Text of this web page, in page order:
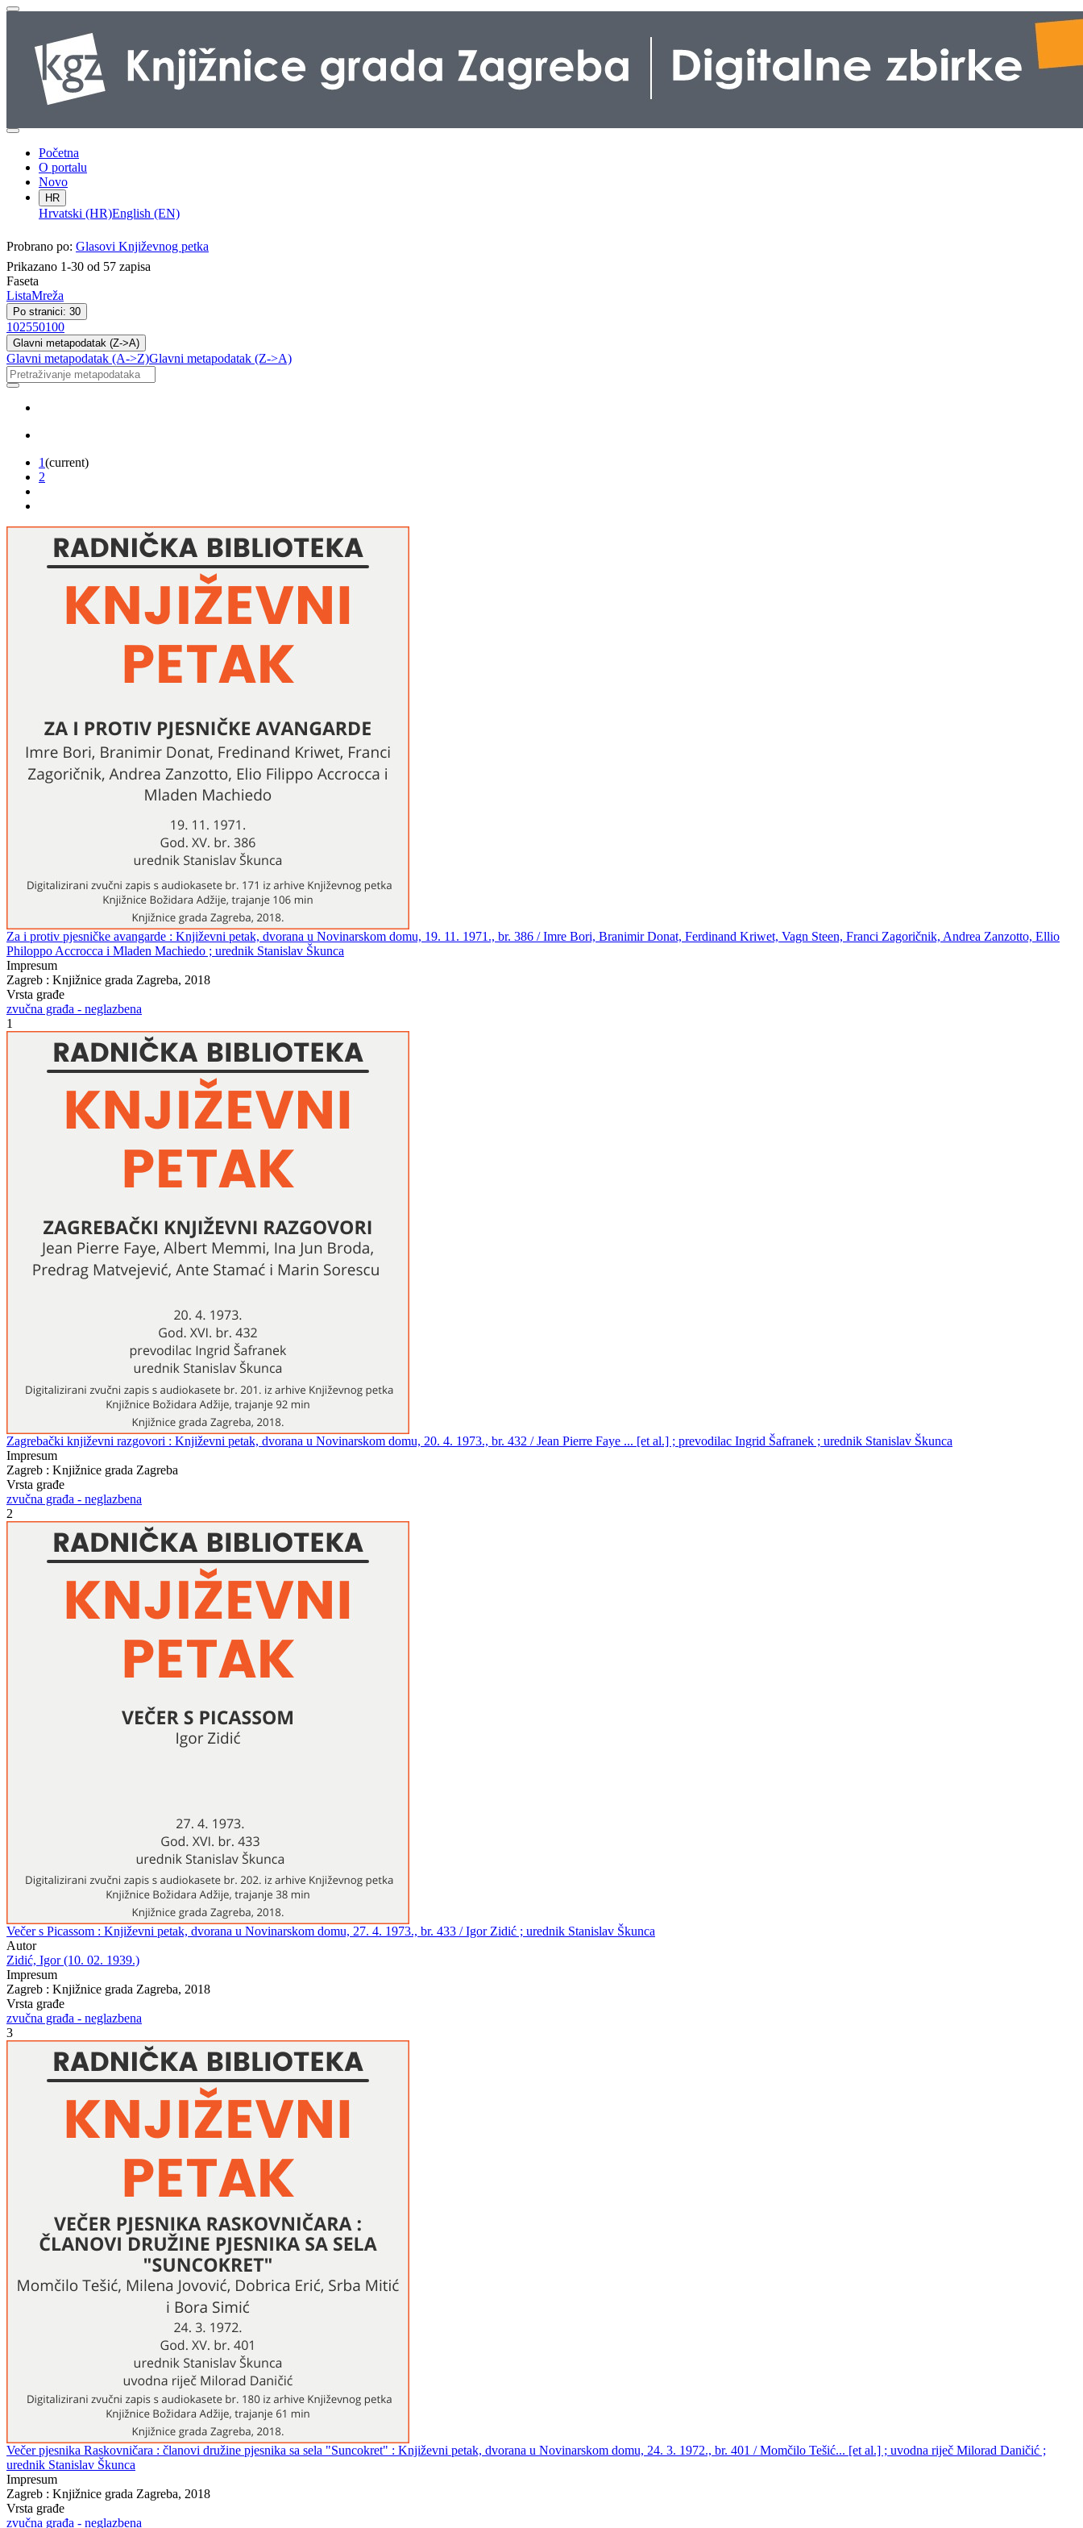
Početna
O portalu
Novo
HR
Hrvatski (HR)English (EN)
Probrano po: Glasovi Književnog petka
Prikazano 1-30 od 57 zapisa
Faseta
ListaMreža
Po stranici: 30
102550100
Glavni metapodatak (Z->A)
Glavni metapodatak (A->Z)Glavni metapodatak (Z->A)
1(current)
2
Za i protiv pjesničke avangarde : Književni petak, dvorana u Novinarskom domu, 19. 11. 1971., br. 386 / Imre Bori, Branimir Donat, Ferdinand Kriwet, Vagn Steen, Franci Zagoričnik, Andrea Zanzotto, Ellio
Philoppo Accrocca i Mladen Machiedo ; urednik Stanislav Škunca
Impresum
Zagreb : Knjižnice grada Zagreba, 2018
Vrsta građe
zvučna građa - neglazbena
1
Zagrebački književni razgovori : Književni petak, dvorana u Novinarskom domu, 20. 4. 1973., br. 432 / Jean Pierre Faye ... [et al.] ; prevodilac Ingrid Šafranek ; urednik Stanislav Škunca
Impresum
Zagreb : Knjižnice grada Zagreba
Vrsta građe
zvučna građa - neglazbena
2
Večer s Picassom : Književni petak, dvorana u Novinarskom domu, 27. 4. 1973., br. 433 / Igor Zidić ; urednik Stanislav Škunca
Autor
Zidić, Igor (10. 02. 1939.)
Impresum
Zagreb : Knjižnice grada Zagreba, 2018
Vrsta građe
zvučna građa - neglazbena
3
Večer pjesnika Raskovničara : članovi družine pjesnika sa sela "Suncokret" : Književni petak, dvorana u Novinarskom domu, 24. 3. 1972., br. 401 / Momčilo Tešić... [et al.] ; uvodna riječ Milorad Daničić ;
urednik Stanislav Škunca
Impresum
Zagreb : Knjižnice grada Zagreba, 2018
Vrsta građe
zvučna građa - neglazbena